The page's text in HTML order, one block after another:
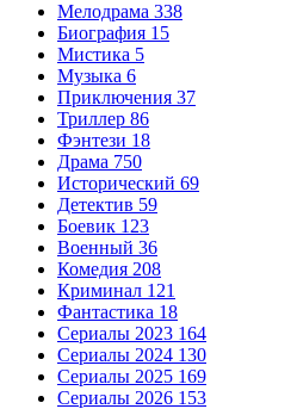
Мелодрама 338
Биография 15
Мистика 5
Музыка 6
Приключения 37
Триллер 86
Фэнтези 18
Драма 750
Исторический 69
Детектив 59
Боевик 123
Военный 36
Комедия 208
Криминал 121
Фантастика 18
Сериалы 2023 164
Сериалы 2024 130
Сериалы 2025 169
Сериалы 2026 153